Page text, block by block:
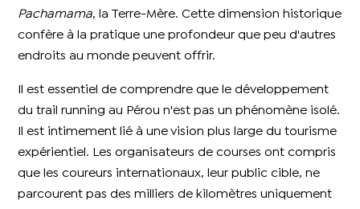
Pachamama, la Terre-Mère. Cette dimension historique
confère à la pratique une profondeur que peu d'autres
endroits au monde peuvent offrir.
Il est essentiel de comprendre que le développement
du trail running au Pérou n'est pas un phénomène isolé.
Il est intimement lié à une vision plus large du tourisme
expérientiel. Les organisateurs de courses ont compris
que les coureurs internationaux, leur public cible, ne
parcourent pas des milliers de kilomètres uniquement